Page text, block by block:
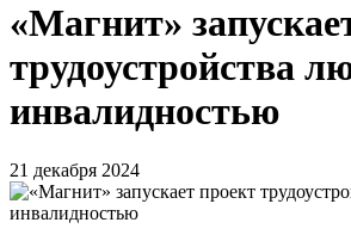
«Магнит»
трудоустройства
инвалидностью
21 декабря 2024